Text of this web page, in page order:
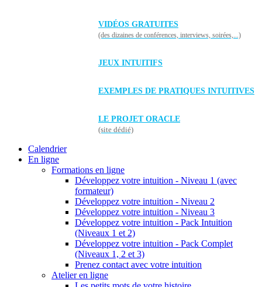
VIDÉOS GRATUITES
(des dizaines de conférences, interviews, soirées,...)
JEUX INTUITIFS
EXEMPLES DE PRATIQUES INTUITIVES
LE PROJET ORACLE
(site dédié)
Calendrier
En ligne
Formations en ligne
Développez votre intuition - Niveau 1 (avec
formateur)
Développez votre intuition - Niveau 2
Développez votre intuition - Niveau 3
Développez votre intuition - Pack Intuition
(Niveaux 1 et 2)
Développez votre intuition - Pack Complet
(Niveaux 1, 2 et 3)
Prenez contact avec votre intuition
Atelier en ligne